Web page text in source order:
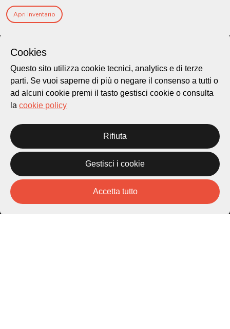
Apri Inventario
Piazza Carlo Cattaneo 1
Cookies
Questo sito utilizza cookie tecnici, analytics e di terze
parti. Se vuoi saperne di più o negare il consenso a tutti o
ad alcuni cookie premi il tasto gestisci cookie o consulta
la cookie policy
Rifiuta
Gestisci i cookie
Accetta tutto